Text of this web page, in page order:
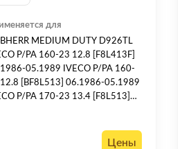
для
MEDIUM DUTY D926TL
P/PA 160-23 12.8 [F8L413F]
05.1989 IVECO P/PA 160-
[BF8L513] 06.1986-05.1989
P/PA 170-23 13.4 [F8L513]
P/PA 170-34 12.8 [BF8L513]
Цены